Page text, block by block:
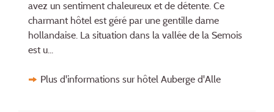
avez un sentiment chaleureux et de détente. Ce
charmant hôtel est géré par une gentille dame
hollandaise. La situation dans la vallée de la Semois
est u...
Plus d'informations sur hôtel Auberge d'Alle